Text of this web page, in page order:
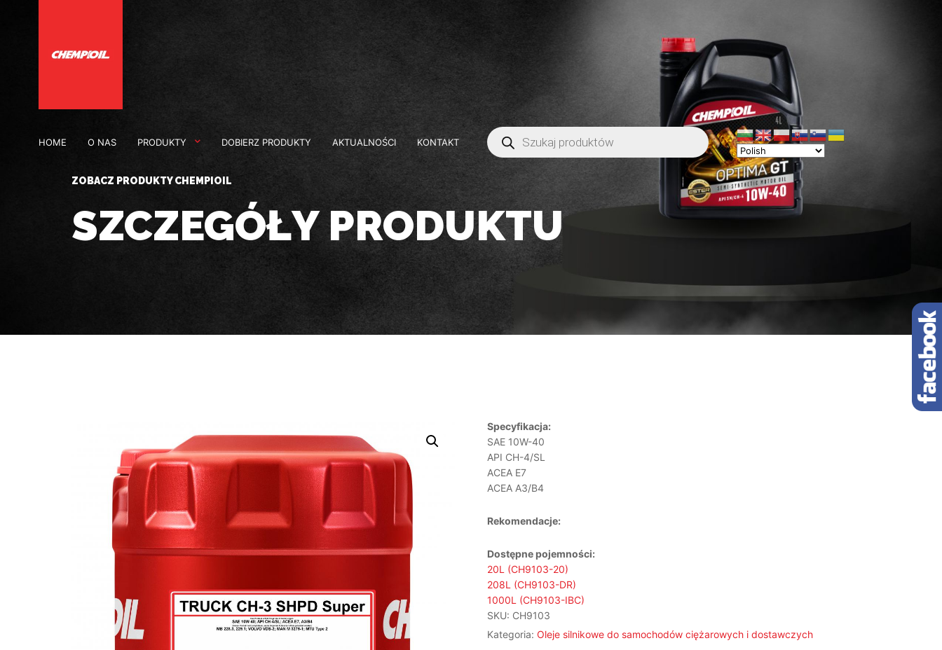
HOME O NAS PRODUKTY DOBIERZ PRODUKTY AKTUALNOŚCI KONTAKT
ZOBACZ PRODUKTY CHEMPIOIL
SZCZEGÓŁY PRODUKTU
Specyfikacja:
SAE 10W-40
API CH-4/SL
ACEA E7
ACEA A3/B4
Rekomendacje:
Dostępne pojemności:
20L (CH9103-20)
208L (CH9103-DR)
1000L (CH9103-IBC)
SKU: CH9103
Kategoria: Oleje silnikowe do samochodów ciężarowych i dostawczych